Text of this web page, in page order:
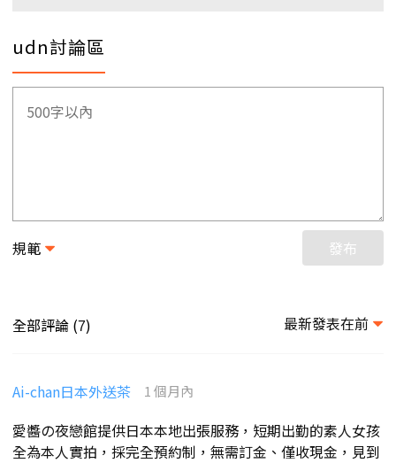
udn討論區
規範 發布
全部評論 (7) 最新發表在前
Ai-chan日本外送茶 1 個月內
愛醬の夜戀館提供日本本地出張服務，短期出勤的素人女孩
全為本人實拍，採完全預約制，無需訂金、僅收現金，見到